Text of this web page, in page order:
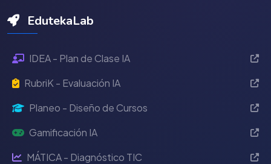
EdutekaLab
IDEA - Plan de Clase IA
RubriK - Evaluación IA
Planeo - Diseño de Cursos
Gamificación IA
MÁTICA - Diagnóstico TIC